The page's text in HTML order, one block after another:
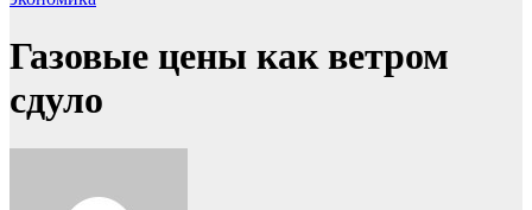
Газовые цены как ветром
сдуло